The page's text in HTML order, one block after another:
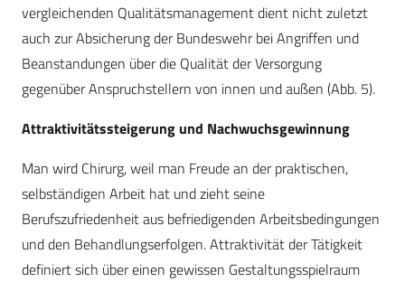
vergleichenden Qualitätsmanagement dient nicht zuletzt
auch zur Absicherung der Bundeswehr bei Angriffen und
Beanstandungen über die Qualität der Versorgung
gegenüber Anspruchstellern von innen und außen (Abb. 5).
Attraktivitätssteigerung und Nachwuchsgewinnung
Man wird Chirurg, weil man Freude an der praktischen,
selbständigen Arbeit hat und zieht seine
Berufszufriedenheit aus befriedigenden Arbeitsbedingungen
und den Behandlungserfolgen. Attraktivität der Tätigkeit
definiert sich über einen gewissen Gestaltungsspielraum